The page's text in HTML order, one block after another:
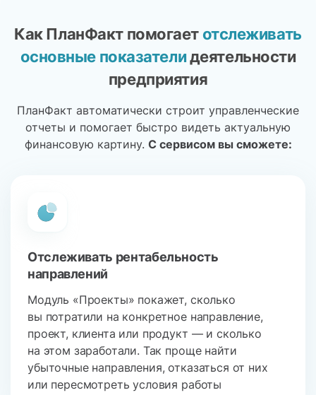
Как ПланФакт помогаетотслеживать
основные показателидеятельности
предприятия
ПланФакт автоматически строит управленческие
отчеты и помогает быстро видеть актуальную
финансовую картину. С сервисом вы сможете:
Отслеживать рентабельность
направлений
Модуль «Проекты» покажет, сколько
вы потратили на конкретное направление,
проект, клиента или продукт — и сколько
на этом заработали. Так проще найти
убыточные направления, отказаться от них
или пересмотреть условия работы